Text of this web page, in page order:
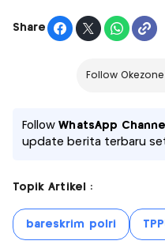
Share
Follow
FollowWhatsApp
update berita terbaru
Topik Artikel :
bareskrim polri